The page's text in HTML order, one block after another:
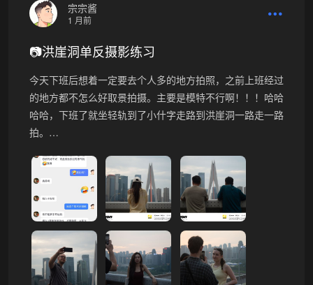
宗宗酱
1 月前
📷洪崖洞单反摄影练习
今天下班后想着一定要去个人多的地方拍照，之前上班经过
的地方都不怎么好取景拍摄。主要是模特不行啊！！！哈哈
哈哈，下班了就坐轻轨到了小什字走路到洪崖洞一路走一路
拍。…